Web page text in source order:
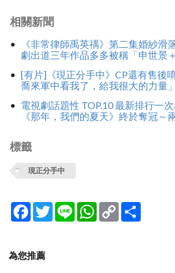
相關新聞
《非常律師禹英禑》第二集婚紗滑
劇出道三年作品多多被稱「申世景
[有片]《現正分手中》CP還有售後
喬來軍中看我了，給我很大的力量」
電視劇話題性 TOP.10 最新排行一
《那年，我們的夏天》終於奪冠～
標籤
現正分手中
Facebook
TwitterLine WhatsApp
Copy
Link
為您推薦